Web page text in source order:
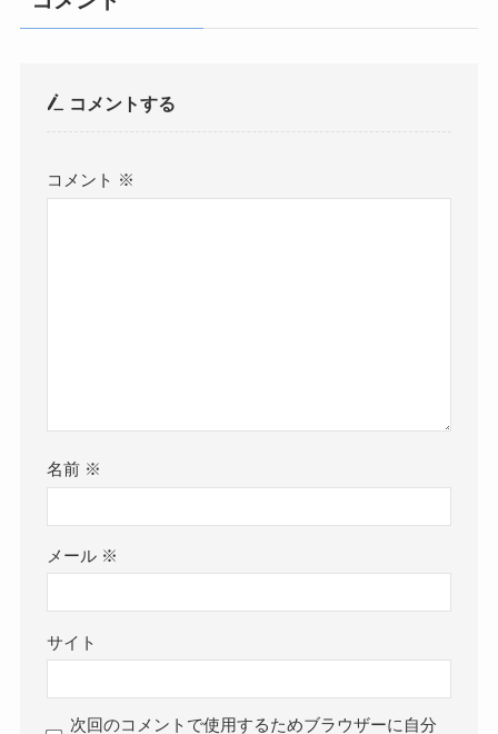
コメントする
コメント ※
名前 ※
メール ※
サイト
次回のコメントで使用するためブラウザーに自分